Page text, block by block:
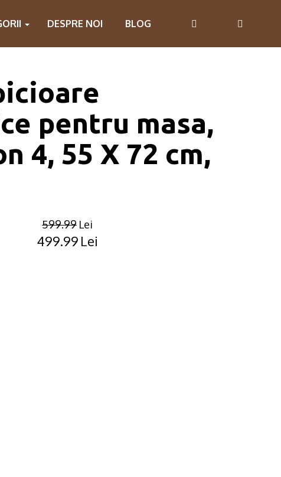
DESPRE NOI BLOG
pentru masa,
4, 55 X 72 cm,
599.99 Lei
Original
499.99 Lei
Current